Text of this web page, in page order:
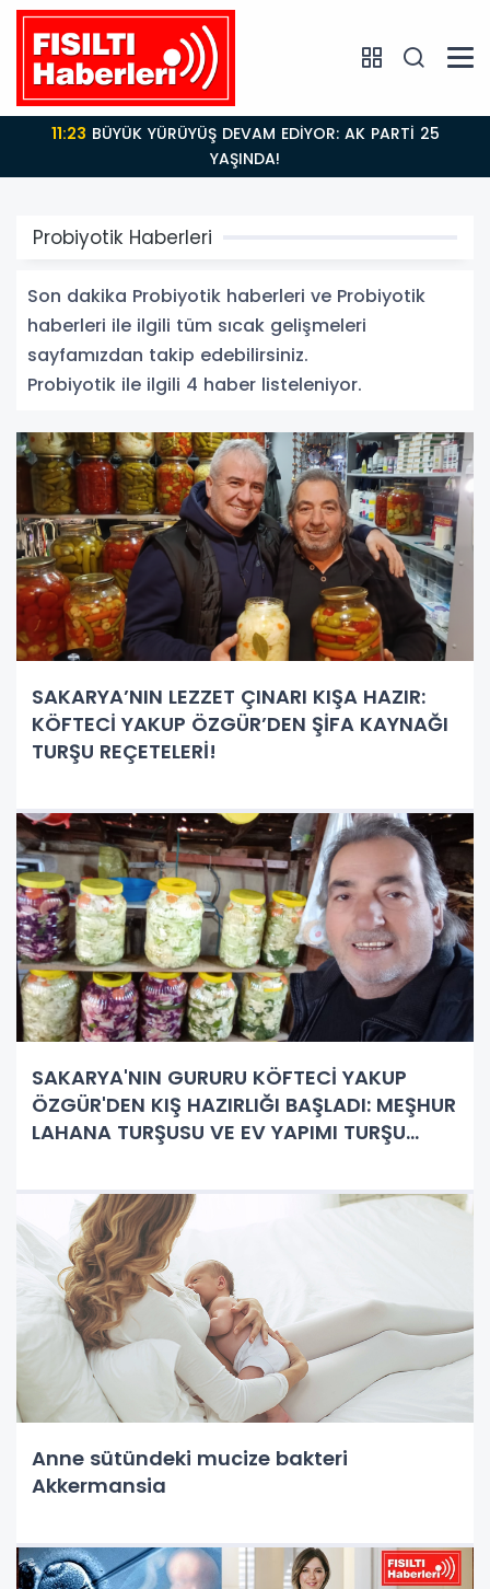
11:23
YAŞINDA!
Probiyotik Haberleri
Son dakika Probiyotik haberleri ve Probiyotik
haberleri ile ilgili tüm sıcak gelişmeleri
sayfamızdan takip edebilirsiniz.
Probiyotik ile ilgili 4 haber listeleniyor.
SAKARYA’NIN LEZZET ÇINARI KIŞA HAZIR:
KÖFTECİ YAKUP ÖZGÜR’DEN ŞİFA KAYNAĞI
TURŞU REÇETELERİ!
SAKARYA'NIN GURURU KÖFTECİ YAKUP
ÖZGÜR'DEN KIŞ HAZIRLIĞI BAŞLADI: MEŞHUR
LAHANA TURŞUSU VE EV YAPIMI TURŞU
Anne sütündeki mucize bakteri
Akkermansia